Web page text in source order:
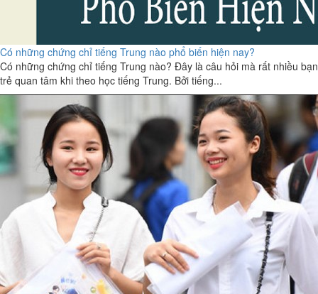
Có những chứng chỉ tiếng Trung nào phổ biến hiện nay?
Có những chứng chỉ tiếng Trung nào? Đây là câu hỏi mà rất nhiều bạn
trẻ quan tâm khi theo học tiếng Trung. Bởi tiếng...